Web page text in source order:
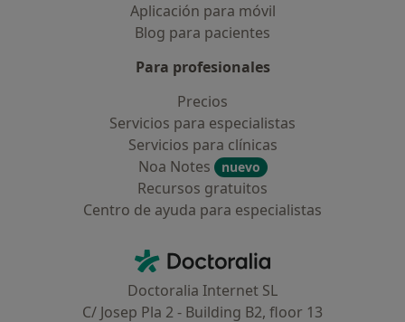
Aplicación para móvil
Blog para pacientes
Para profesionales
Precios
Servicios para especialistas
Servicios para clínicas
Noa Notes
nuevo
Recursos gratuitos
Centro de ayuda para especialistas
Doctoralia - Página de inicio
Doctoralia Internet SL
C/ Josep Pla 2 - Building B2, floor 13